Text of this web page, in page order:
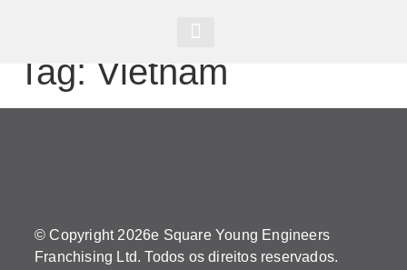
Tag: Vietnam
© Copyright 2026e Square Young Engineers
Franchising Ltd. Todos os direitos reservados.